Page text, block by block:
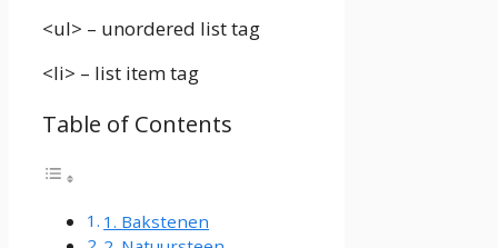
<ul> – unordered list tag
<li> – list item tag
Table of Contents
1. Bakstenen